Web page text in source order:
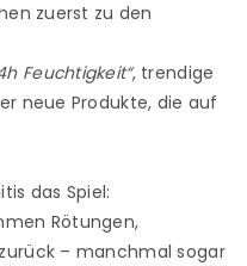
zuerst zu den
Feuchtigkeit“, trendige
neue Produkte, die auf
das Spiel:
Rötungen,
– manchmal sogar